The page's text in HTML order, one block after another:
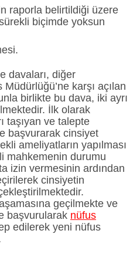
raporla belirtildiği üzere
biçimde yoksun
davaları, diğer
karşı açılan
birlikte bu dava, iki ayrı
İlk olarak
taşıyan ve talepte
başvurarak cinsiyet
ameliyatların yapılması
mahkemenin durumu
izin vermesinin ardından
cinsiyetin
geçilmekte ve
başvurularak nüfus
edilerek yeni nüfus